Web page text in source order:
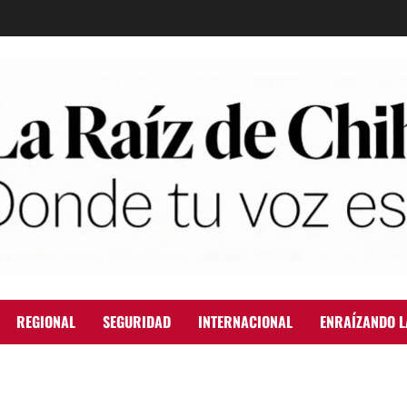
REGIONAL SEGURIDAD INTERNACIONAL ENRAÍZANDO